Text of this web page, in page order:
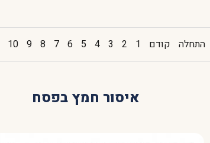
התחלה קודם 1
2
3
4
5
6
7
8
9
10
איסור חמץ בפסח